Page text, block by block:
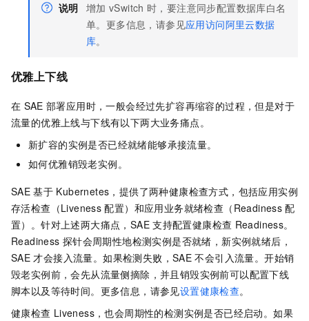
说明 增加 vSwitch 时，要注意同步配置数据库白名
单。更多信息，请参见应用访问阿里云数据
库。
优雅上下线
在 SAE 部署应用时，一般会经过先扩容再缩容的过程，但是对于
流量的优雅上线与下线有以下两大业务痛点。
新扩容的实例是否已经就绪能够承接流量。
如何优雅销毁老实例。
SAE 基于 Kubernetes，提供了两种健康检查方式，包括应用实例
存活检查（Liveness 配置）和应用业务就绪检查（Readiness 配
置）。针对上述两大痛点， SAE 支持配置健康检查 Readiness。
Readiness 探针会周期性地检测实例是否就绪，新实例就绪后，
SAE 才会接入流量。如果检测失败， SAE 不会引入流量。开始销
毁老实例前，会先从流量侧摘除，并且销毁实例前可以配置下线
脚本以及等待时间。更多信息，请参见设置健康检查。
健康检查 Liveness，也会周期性的检测实例是否已经启动。如果